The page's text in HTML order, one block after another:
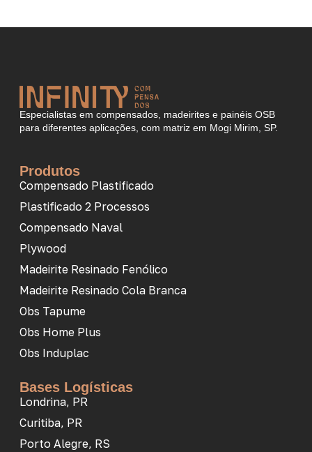
Especialistas em compensados, madeirites e painéis OSB
para diferentes aplicações, com matriz em Mogi Mirim, SP.
Produtos
Compensado Plastificado
Plastificado 2 Processos
Compensado Naval
Plywood
Madeirite Resinado Fenólico
Madeirite Resinado Cola Branca
Obs Tapume
Obs Home Plus
Obs Induplac
Bases Logísticas
Londrina, PR
Curitiba, PR
Porto Alegre, RS